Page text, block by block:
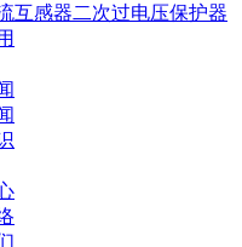
互感器二次过电压保护器